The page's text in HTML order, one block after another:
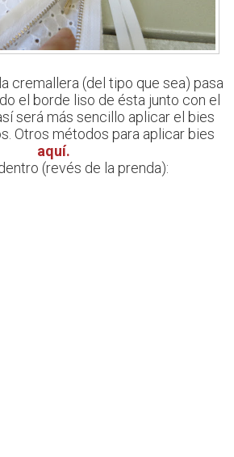
cremallera (del tipo que sea) pasa
el borde liso de ésta junto con el
será más sencillo aplicar el bies
Otros métodos para aplicar bies
aquí.
(revés de la prenda):